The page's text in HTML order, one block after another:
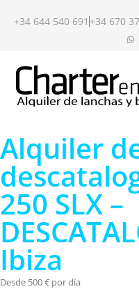
+34 644 540 691 +34 670
Alquiler
250 SLX –
Ibiza
Desde 500 € por día